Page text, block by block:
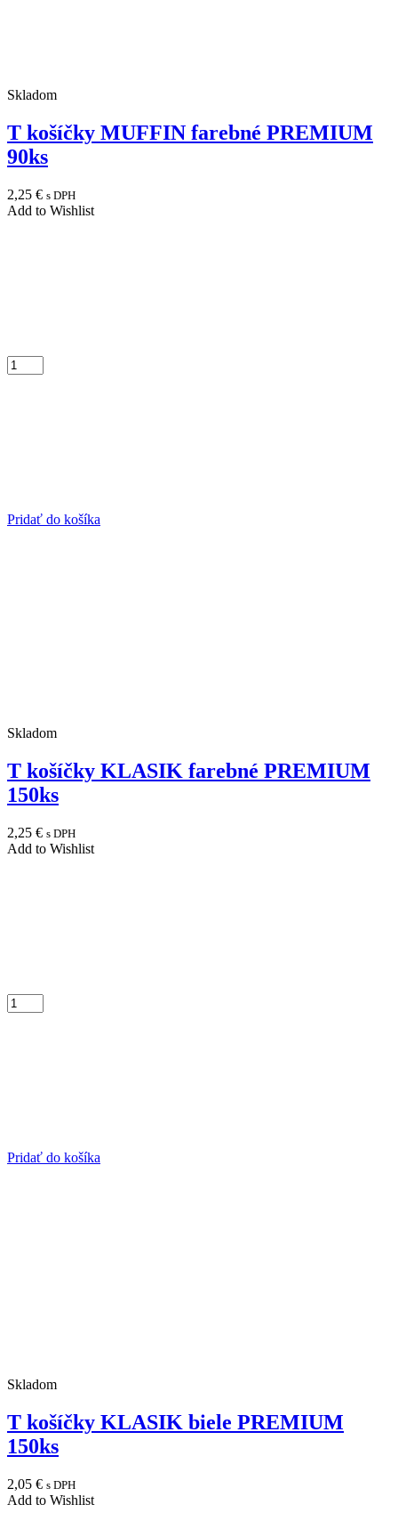
Skladom
T košíčky MUFFIN farebné PREMIUM
90ks
2,25 € s DPH
Add to Wishlist
Pridať do košíka
Skladom
T košíčky KLASIK farebné PREMIUM
150ks
2,25 € s DPH
Add to Wishlist
Pridať do košíka
Skladom
T košíčky KLASIK biele PREMIUM
150ks
2,05 € s DPH
Add to Wishlist